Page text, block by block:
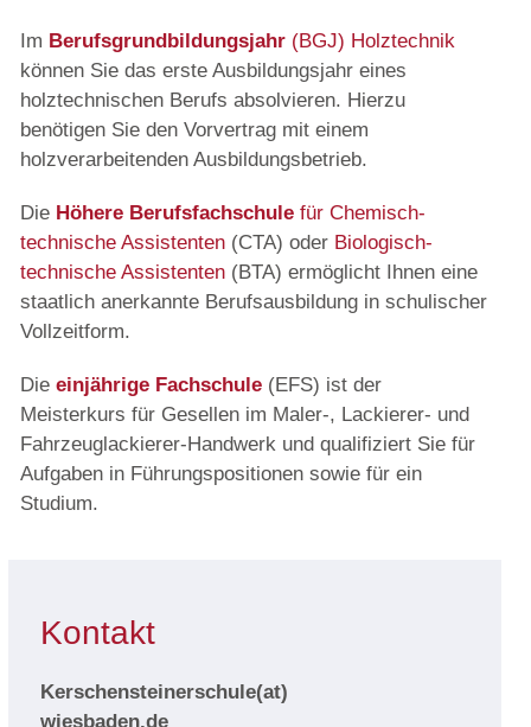
Im Berufsgrundbildungsjahr (BGJ) Holztechnik
können Sie das erste Ausbildungsjahr eines
holztechnischen Berufs absolvieren. Hierzu
benötigen Sie den Vorvertrag mit einem
holzverarbeitenden Ausbildungsbetrieb.
Die Höhere Berufsfachschule für Chemisch-
technische Assistenten (CTA) oder Biologisch-
technische Assistenten (BTA) ermöglicht Ihnen eine
staatlich anerkannte Berufsausbildung in schulischer
Vollzeitform.
Dieeinjährige Fachschule (EFS) ist der
Meisterkurs für Gesellen im Maler-, Lackierer- und
Fahrzeuglackierer-Handwerk und qualifiziert Sie für
Aufgaben in Führungspositionen sowie für ein
Studium.
Kontakt
Kerschensteinerschule(at)
wiesbaden.de